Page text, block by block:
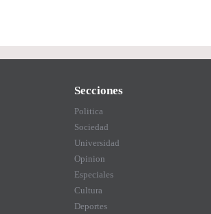
Secciones
Politica
Sociedad
Universidad
Opinion
Especiales
Cultura
Deportes